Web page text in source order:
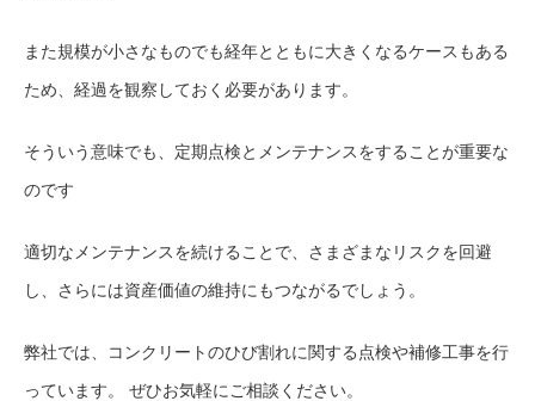
また規模が小さなものでも経年とともに大きくなるケースもある
ため、経過を観察しておく必要があります。
そういう意味でも、定期点検とメンテナンスをすることが重要な
のです
適切なメンテナンスを続けることで、さまざまなリスクを回避
し、さらには資産価値の維持にもつながるでしょう。
弊社では、コンクリートのひび割れに関する点検や補修工事を行
っています。 ぜひお気軽にご相談ください。